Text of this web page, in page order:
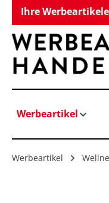
Zur
Ihre
Werbeartikel
Werbeartikel